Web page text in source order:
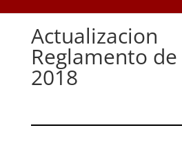
Actualizacion
Reglamento
2018